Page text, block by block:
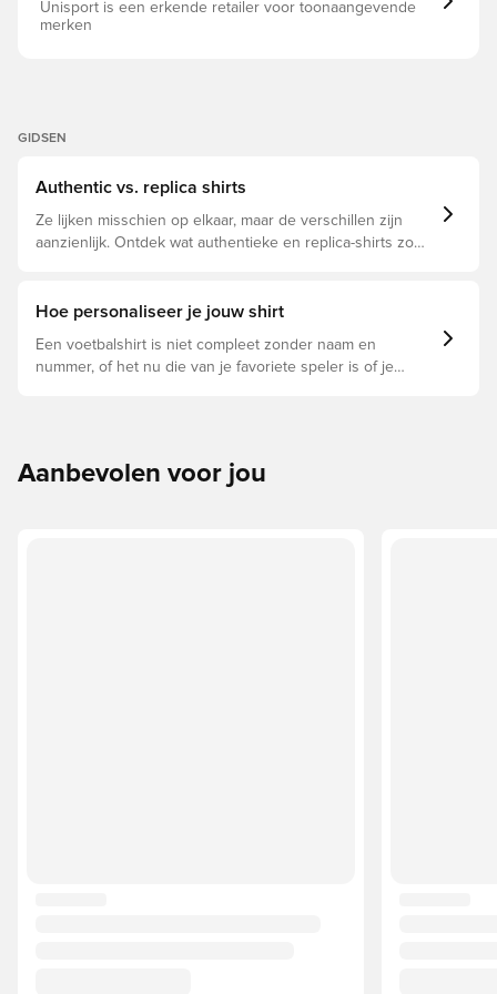
Unisport is een erkende retailer voor toonaangevende
merken
GIDSEN
Authentic vs. replica shirts
Ze lijken misschien op elkaar, maar de verschillen zijn
aanzienlijk. Ontdek wat authentieke en replica-shirts zo
Hoe personaliseer je jouw shirt
Een voetbalshirt is niet compleet zonder naam en
nummer, of het nu die van je favoriete speler is of je
Aanbevolen voor jou